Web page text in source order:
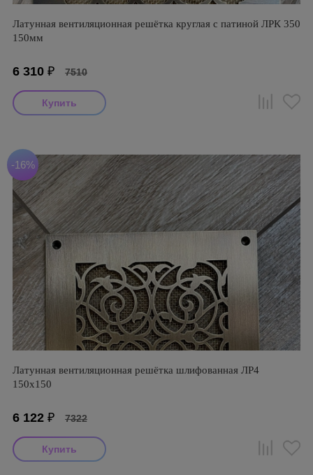
Латунная вентиляционная решётка круглая с патиной ЛРК 350
150мм
6 310 ₽ 7510
-16%
Латунная вентиляционная решётка шлифованная ЛР4
150х150
6 122 ₽ 7322